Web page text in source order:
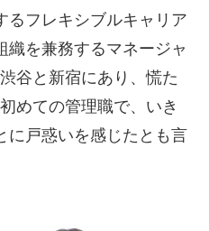
るフレキシブルキャリア
織を兼務するマネージャ
谷と新宿にあり、慌た
めての管理職で、いき
に戸惑いを感じたとも言